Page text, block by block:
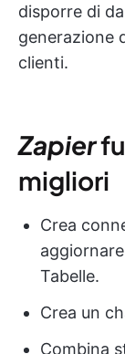
disporre di
generazione
clienti.
Zapier
migliori
Crea
Tabelle.
Crea un
Combina